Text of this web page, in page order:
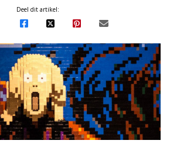
Deel dit artikel: